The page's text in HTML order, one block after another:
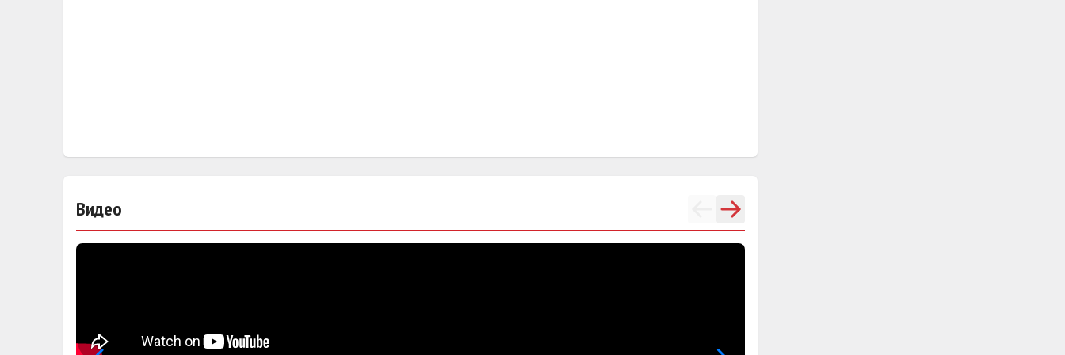
Видео